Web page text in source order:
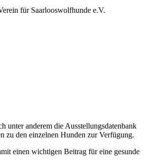
für Saarlooswolfhunde e.V.
unter anderem die Ausstellungsdatenbank
zu den einzelnen Hunden zur Verfügung.
einen wichtigen Beitrag für eine gesunde